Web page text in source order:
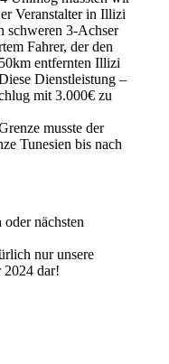
Veranstalter in Illizi
schweren 3-Achser
Fahrer, der den
entfernten Illizi
Dienstleistung –
mit 3.000€ zu
musste der
Tunesien bis nach
nächsten
nur unsere
2024 dar!